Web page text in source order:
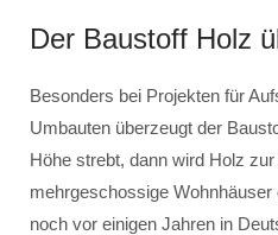
Der Baustoff Holz
Besonders bei Projekten für
Umbauten überzeugt der
Höhe strebt, dann wird Holz
mehrgeschossige
noch vor einigen Jahren in